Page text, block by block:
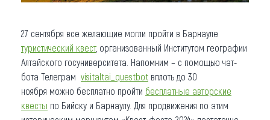
27 сентября все желающие могли пройти в Барнауле
туристический квест, организованный Институтом географии
Алтайского госуниверситета. Напомним – с помощью чат-
бота Телеграм visitaltai_questbot вплоть до 30
ноября можно бесплатно пройти бесплатные авторские
квесты по Бийску и Барнаулу. Для продвижения по этим